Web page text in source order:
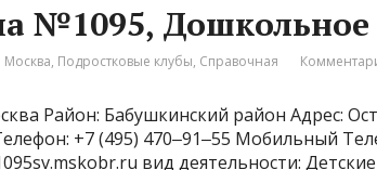
№1095, Дошкольное
Москва, Подростковые клубы, Справочная
Район: Бабушкинский район Адрес:
+7 (495) 470‒91‒55 Мобильный
вид деятельности: